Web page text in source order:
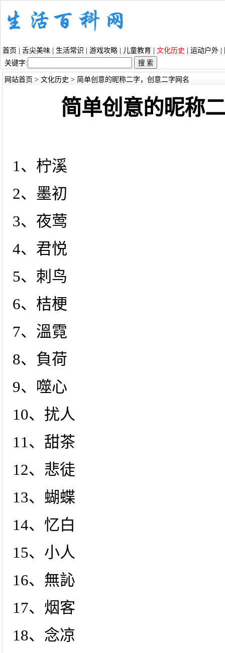
首页 舌尖美味 生活常识 游戏攻略 儿童教育 文化历史 运动户外
关键字:
网站首页 > 文化历史 > 简单创意的昵称二字，创意二字网名
简单创意的昵称
1、柠溪
2、墨初
3、夜莺
4、君悦
5、刺鸟
6、桔梗
7、溫霓
8、負荷
9、噬心
10、扰人
11、甜茶
12、悲徒
13、蝴蝶
14、忆白
15、小人
16、無訫
17、烟客
18、念凉